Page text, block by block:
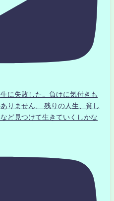
に失敗した。負けに気付きも
りません、 残りの人生、貧し
ど見つけて生きていくしかな